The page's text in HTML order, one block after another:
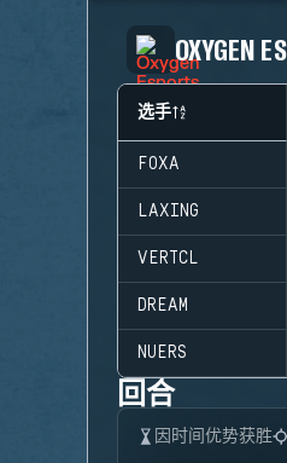
OXYGEN
选手
FOXA
LAXING
VERTCL
DREAM
NUERS
回合
因时间优势获胜